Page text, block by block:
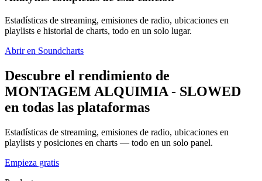
Estadísticas de streaming, emisiones de radio, ubicaciones en
playlists e historial de charts, todo en un solo lugar.
Abrir en Soundcharts
Descubre el rendimiento de
MONTAGEM ALQUIMIA - SLOWED
en todas las plataformas
Estadísticas de streaming, emisiones de radio, ubicaciones en
playlists y posiciones en charts — todo en un solo panel.
Empieza gratis